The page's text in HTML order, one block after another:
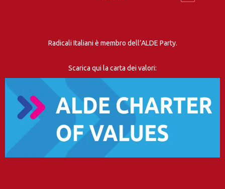
Radicali Italiani è membro dell’ALDE Party.
Scarica qui la carta dei valori: